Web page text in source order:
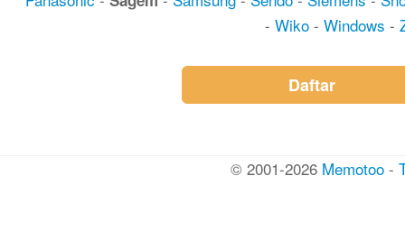
-Wiko -Windows -
Daftar
© 2001-2026 Memotoo -